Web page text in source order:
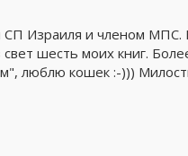
СП Израиля и членом МПС.
шесть моих книг.
люблю кошек :-)))